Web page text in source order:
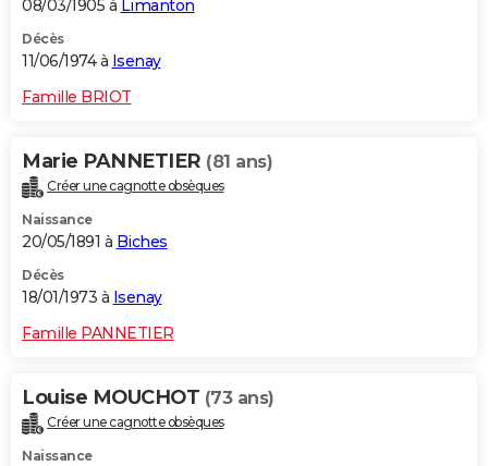
08/03/1905 à Limanton
Décès
11/06/1974 à Isenay
Famille BRIOT
Marie PANNETIER (81 ans)
Créer une cagnotte obsèques
Naissance
20/05/1891 à Biches
Décès
18/01/1973 à Isenay
Famille PANNETIER
Louise MOUCHOT (73 ans)
Créer une cagnotte obsèques
Naissance